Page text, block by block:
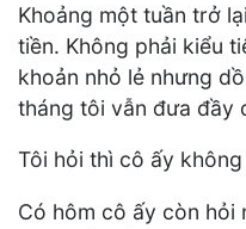
Khoảng một tuần trở
tiền. Không phải kiểu
khoản nhỏ lẻ nhưng
tháng tôi vẫn đưa đầy
Tôi hỏi thì cô ấy
Có hôm cô ấy còn hỏi